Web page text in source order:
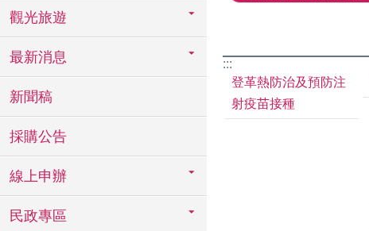
觀光旅遊
最新消息
新聞稿
採購公告
線上申辦
民政專區
:::
登革熱防治及預防注
射疫苗接種